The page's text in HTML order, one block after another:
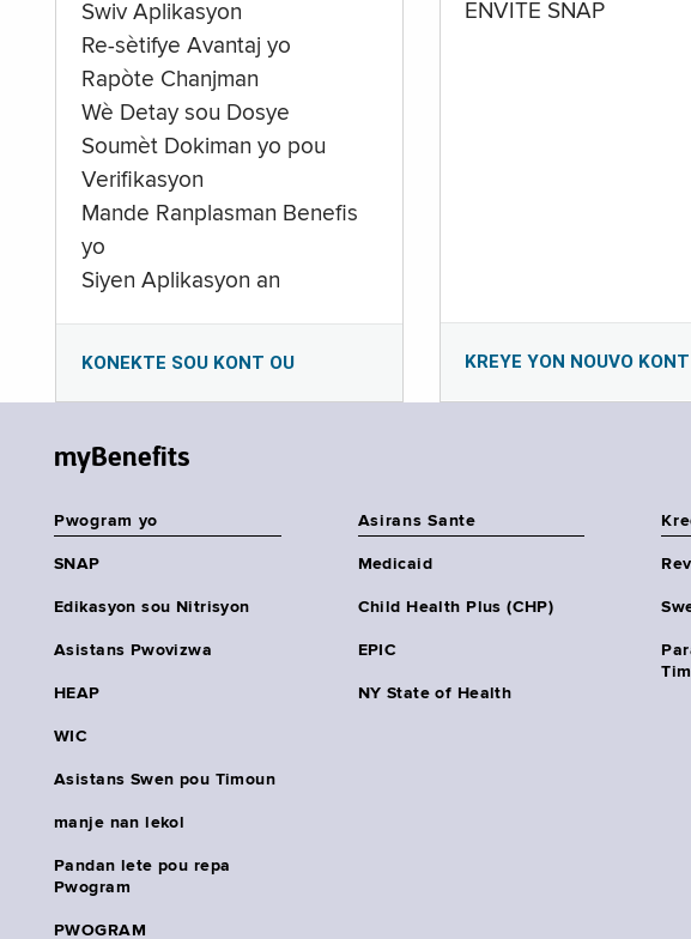
Swiv Aplikasyon
Re-sètifye Avantaj yo
Rapòte Chanjman
Wè Detay sou Dosye
Soumèt Dokiman yo pou
Verifikasyon
Mande Ranplasman Benefis
yo
Siyen Aplikasyon an
KONEKTE SOU KONT OU
ENVITE SNAP
KREYE YON NOUVO KONT
myBenefits
Pwogram yo
SNAP
Edikasyon sou Nitrisyon
Asistans Pwovizwa
HEAP
WIC
Asistans Swen pou Timoun
manje nan lekol
Pandan lete pou repa
Pwogram
PWOGRAM
Asirans Sante
Medicaid
Child Health Plus (CHP)
EPIC
NY State of Health